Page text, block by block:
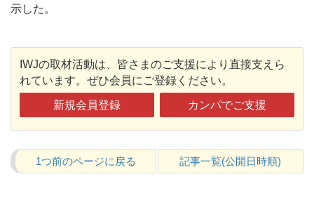
示した。
IWJの取材活動は、皆さまのご支援により直接支えら
れています。ぜひ会員にご登録ください。
新規会員登録 カンパでご支援
1つ前のページに戻る 記事一覧(公開日時順)